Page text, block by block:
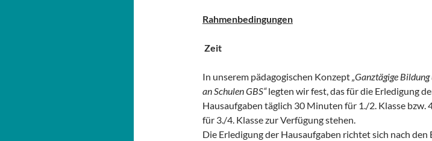
Rahmenbedingungen
Zeit
In unserem pädagogischen Konzept„Ganztägige
an Schulen GBS“legten wir fest, das für die Erledigung
Hausaufgaben täglich 30 Minuten für 1./2. Klasse bzw.
für 3./4. Klasse zur Verfügung stehen.
Die Erledigung der Hausaufgaben richtet sich nach den